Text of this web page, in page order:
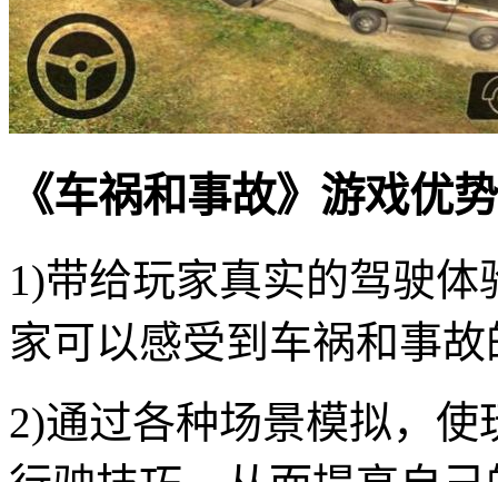
《车祸和事故》游戏优
1)带给玩家真实的驾驶
家可以感受到车祸和事
2)通过各种场景模拟，